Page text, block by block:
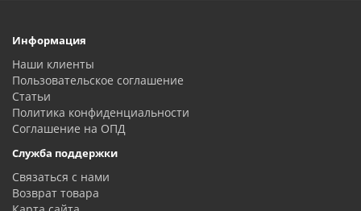
Информация
Наши клиенты
Пользовательское соглашение
Статьи
Политика конфиденциальности
Соглашение на ОПД
Служба поддержки
Связаться с нами
Возврат товара